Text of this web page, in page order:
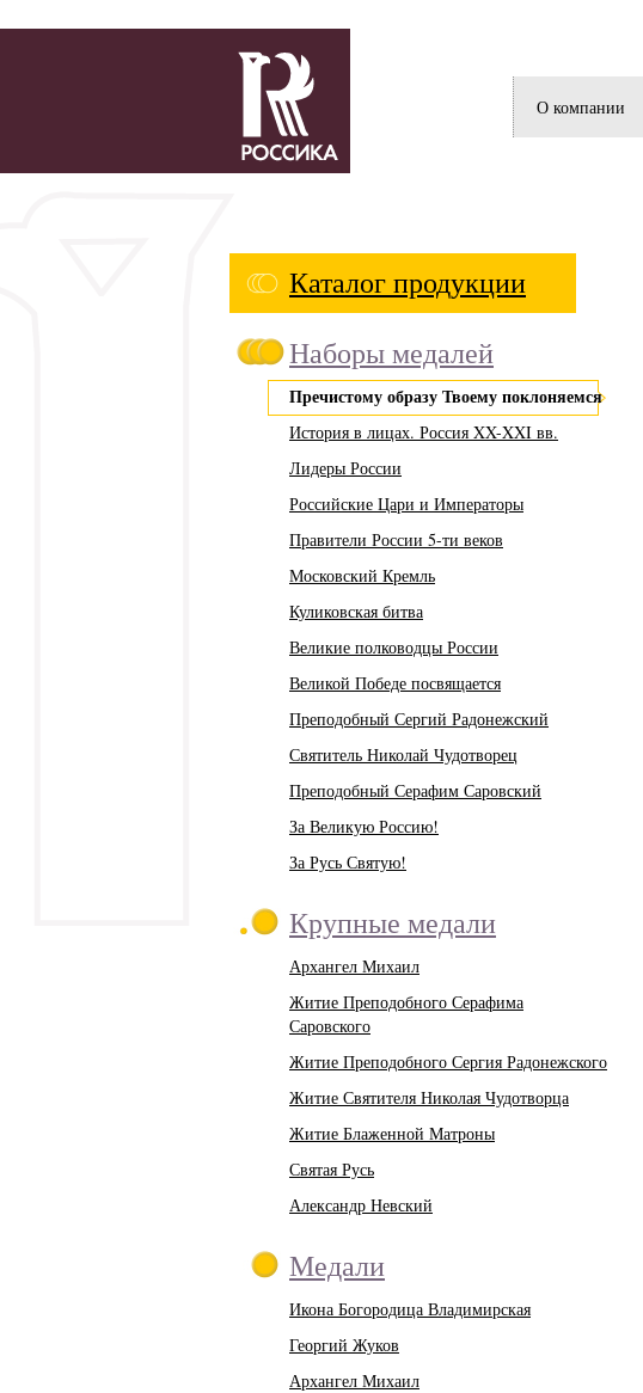
Россика
О компании
Каталог продукции
Наборы медалей
Пречистому образу Твоему поклоняемся
История в лицах. Россия XX-XXI вв.
Лидеры России
Российские Цари и Императоры
Правители России 5-ти веков
Московский Кремль
Куликовская битва
Великие полководцы России
Великой Победе посвящается
Преподобный Сергий Радонежский
Святитель Николай Чудотворец
Преподобный Серафим Саровский
За Великую Россию!
За Русь Святую!
Крупные медали
Архангел Михаил
Житие Преподобного Серафима
Саровского
Житие Преподобного Сергия Радонежского
Житие Святителя Николая Чудотворца
Житие Блаженной Матроны
Святая Русь
Александр Невский
Медали
Икона Богородица Владимирская
Георгий Жуков
Архангел Михаил